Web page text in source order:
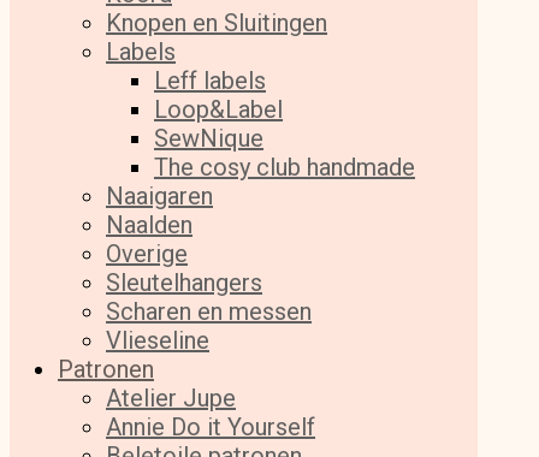
Knopen en Sluitingen
Labels
Leff labels
Loop&Label
SewNique
The cosy club handmade
Naaigaren
Naalden
Overige
Sleutelhangers
Scharen en messen
Vlieseline
Patronen
Atelier Jupe
Annie Do it Yourself